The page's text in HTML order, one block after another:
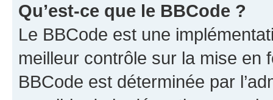
Qu’est-ce que le BBCode ?
Le BBCode est une
meilleur contrôle sur la mise en
BBCode est déterminée par